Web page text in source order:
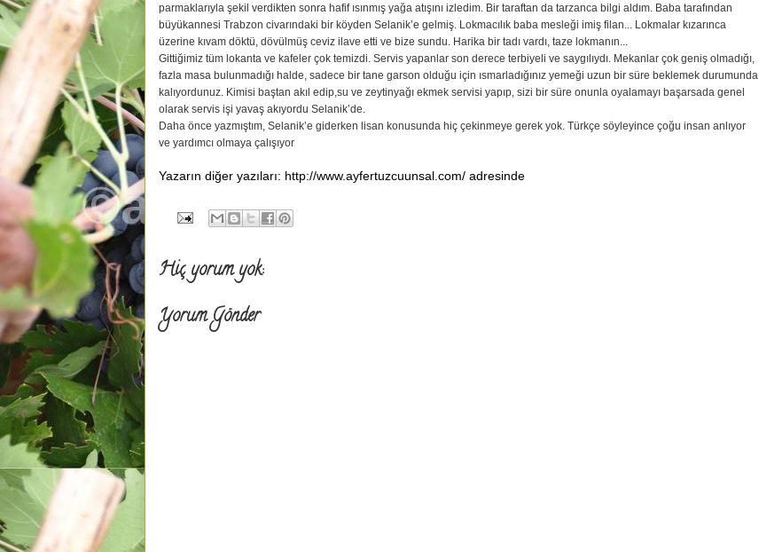
parmaklarıyla şekil verdikten sonra hafif ısınmış yağa atışını izledim. Bir taraftan da tarzanca bilgi aldım. Baba tarafından
büyükannesi Trabzon civarındaki bir köyden Selanik’e gelmiş. Lokmacılık baba mesleği imiş filan... Lokmalar kızarınca
üzerine kıvam döktü, dövülmüş ceviz ilave etti ve bize sundu. Harika bir tadı vardı, taze lokmanın...
Gittiğimiz tüm lokanta ve kafeler çok temizdi. Servis yapanlar son derece terbiyeli ve saygılıydı. Mekanlar çok geniş olmadığı,
fazla masa bulunmadığı halde, sadece bir tane garson olduğu için ısmarladığınız yemeği uzun bir süre beklemek durumunda
kalıyordunuz. Kimisi baştan akıl edip,su ve zeytinyağı ekmek servisi yapıp, sizi bir süre onunla oyalamayı başarsada genel
olarak servis işi yavaş akıyordu Selanik’de.
Daha önce yazmıştım, Selanik’e giderken lisan konusunda hiç çekinmeye gerek yok. Türkçe söyleyince çoğu insan anlıyor
ve yardımcı olmaya çalışıyor
Yazarın diğer yazıları: http://www.ayfertuzcuunsal.com/ adresinde
Hiç yorum yok:
Yorum Gönder